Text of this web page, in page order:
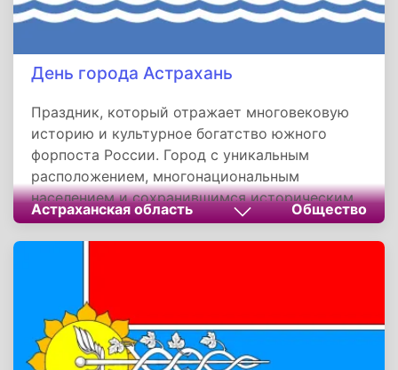
День города Астрахань
Праздник, который отражает многовековую
историю и культурное богатство южного
форпоста России. Город с уникальным
расположением, многонациональным
населением и сохранившимся историческим
наследием продолжает развиваться как
важный экономический и туристический
национальностей, укрепляя их связь с родным
городом и его традициями.
Астраханская область Общество